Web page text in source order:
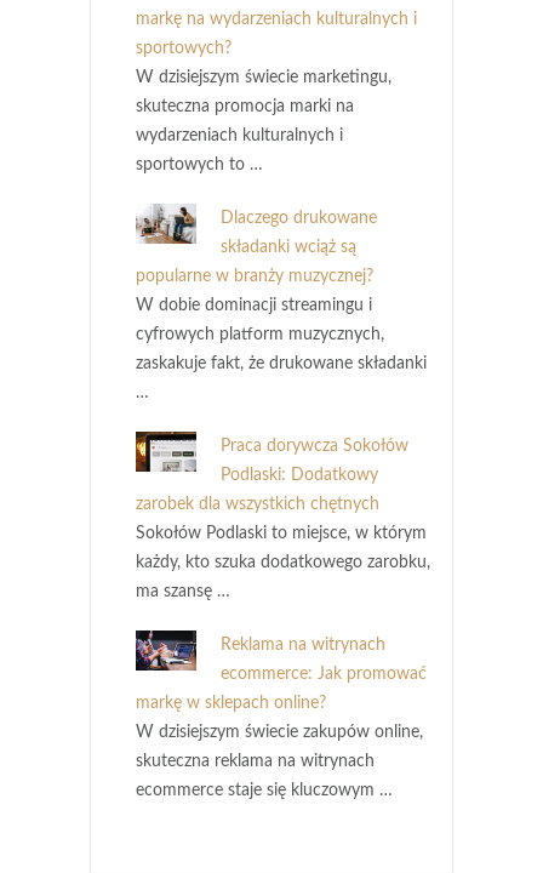
markę na wydarzeniach kulturalnych i
sportowych?
W dzisiejszym świecie marketingu,
skuteczna promocja marki na
wydarzeniach kulturalnych i
sportowych to …
Dlaczego drukowane
składanki wciąż są
popularne w branży muzycznej?
W dobie dominacji streamingu i
cyfrowych platform muzycznych,
zaskakuje fakt, że drukowane składanki
…
Praca dorywcza Sokołów
Podlaski: Dodatkowy
zarobek dla wszystkich chętnych
Sokołów Podlaski to miejsce, w którym
każdy, kto szuka dodatkowego zarobku,
ma szansę …
Reklama na witrynach
ecommerce: Jak promować
markę w sklepach online?
W dzisiejszym świecie zakupów online,
skuteczna reklama na witrynach
ecommerce staje się kluczowym …